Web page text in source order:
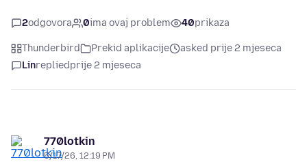
2odgovora 0ima ovaj problem 40prikaza
Thunderbird Prekid aplikacije
asked prije 2 mjeseca
Linrepliedprije 2 mjeseca
770lotkin
5/17/26, 12:19 PM